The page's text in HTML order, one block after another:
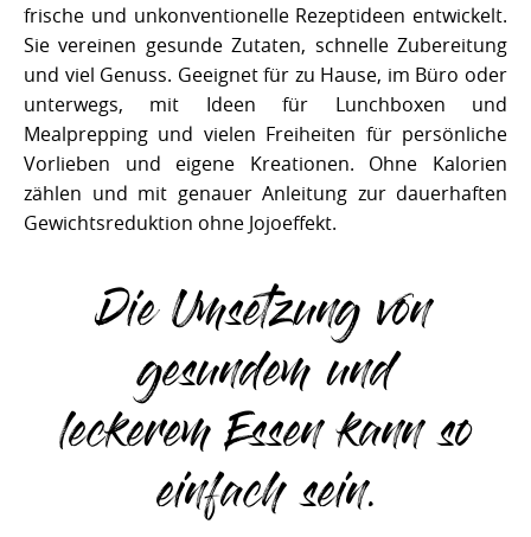
frische und unkonventionelle Rezeptideen entwickelt.
Sie vereinen gesunde Zutaten, schnelle Zubereitung
und viel Genuss. Geeignet für zu Hause, im Büro oder
unterwegs, mit Ideen für Lunchboxen und
Mealprepping und vielen Freiheiten für persönliche
Vorlieben und eigene Kreationen. Ohne Kalorien
zählen und mit genauer Anleitung zur dauerhaften
Gewichtsreduktion ohne Jojoeffekt.
Die Umsetzung von
gesundem und
leckerem Essen kann so
einfach sein.